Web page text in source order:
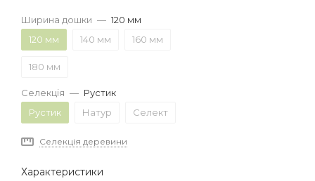
Ширина дошки — 120 мм
120 мм
140 мм 160 мм
180 мм
Селекція — Рустик
Рустик
Натур Селект
Селекція деревини
Характеристики